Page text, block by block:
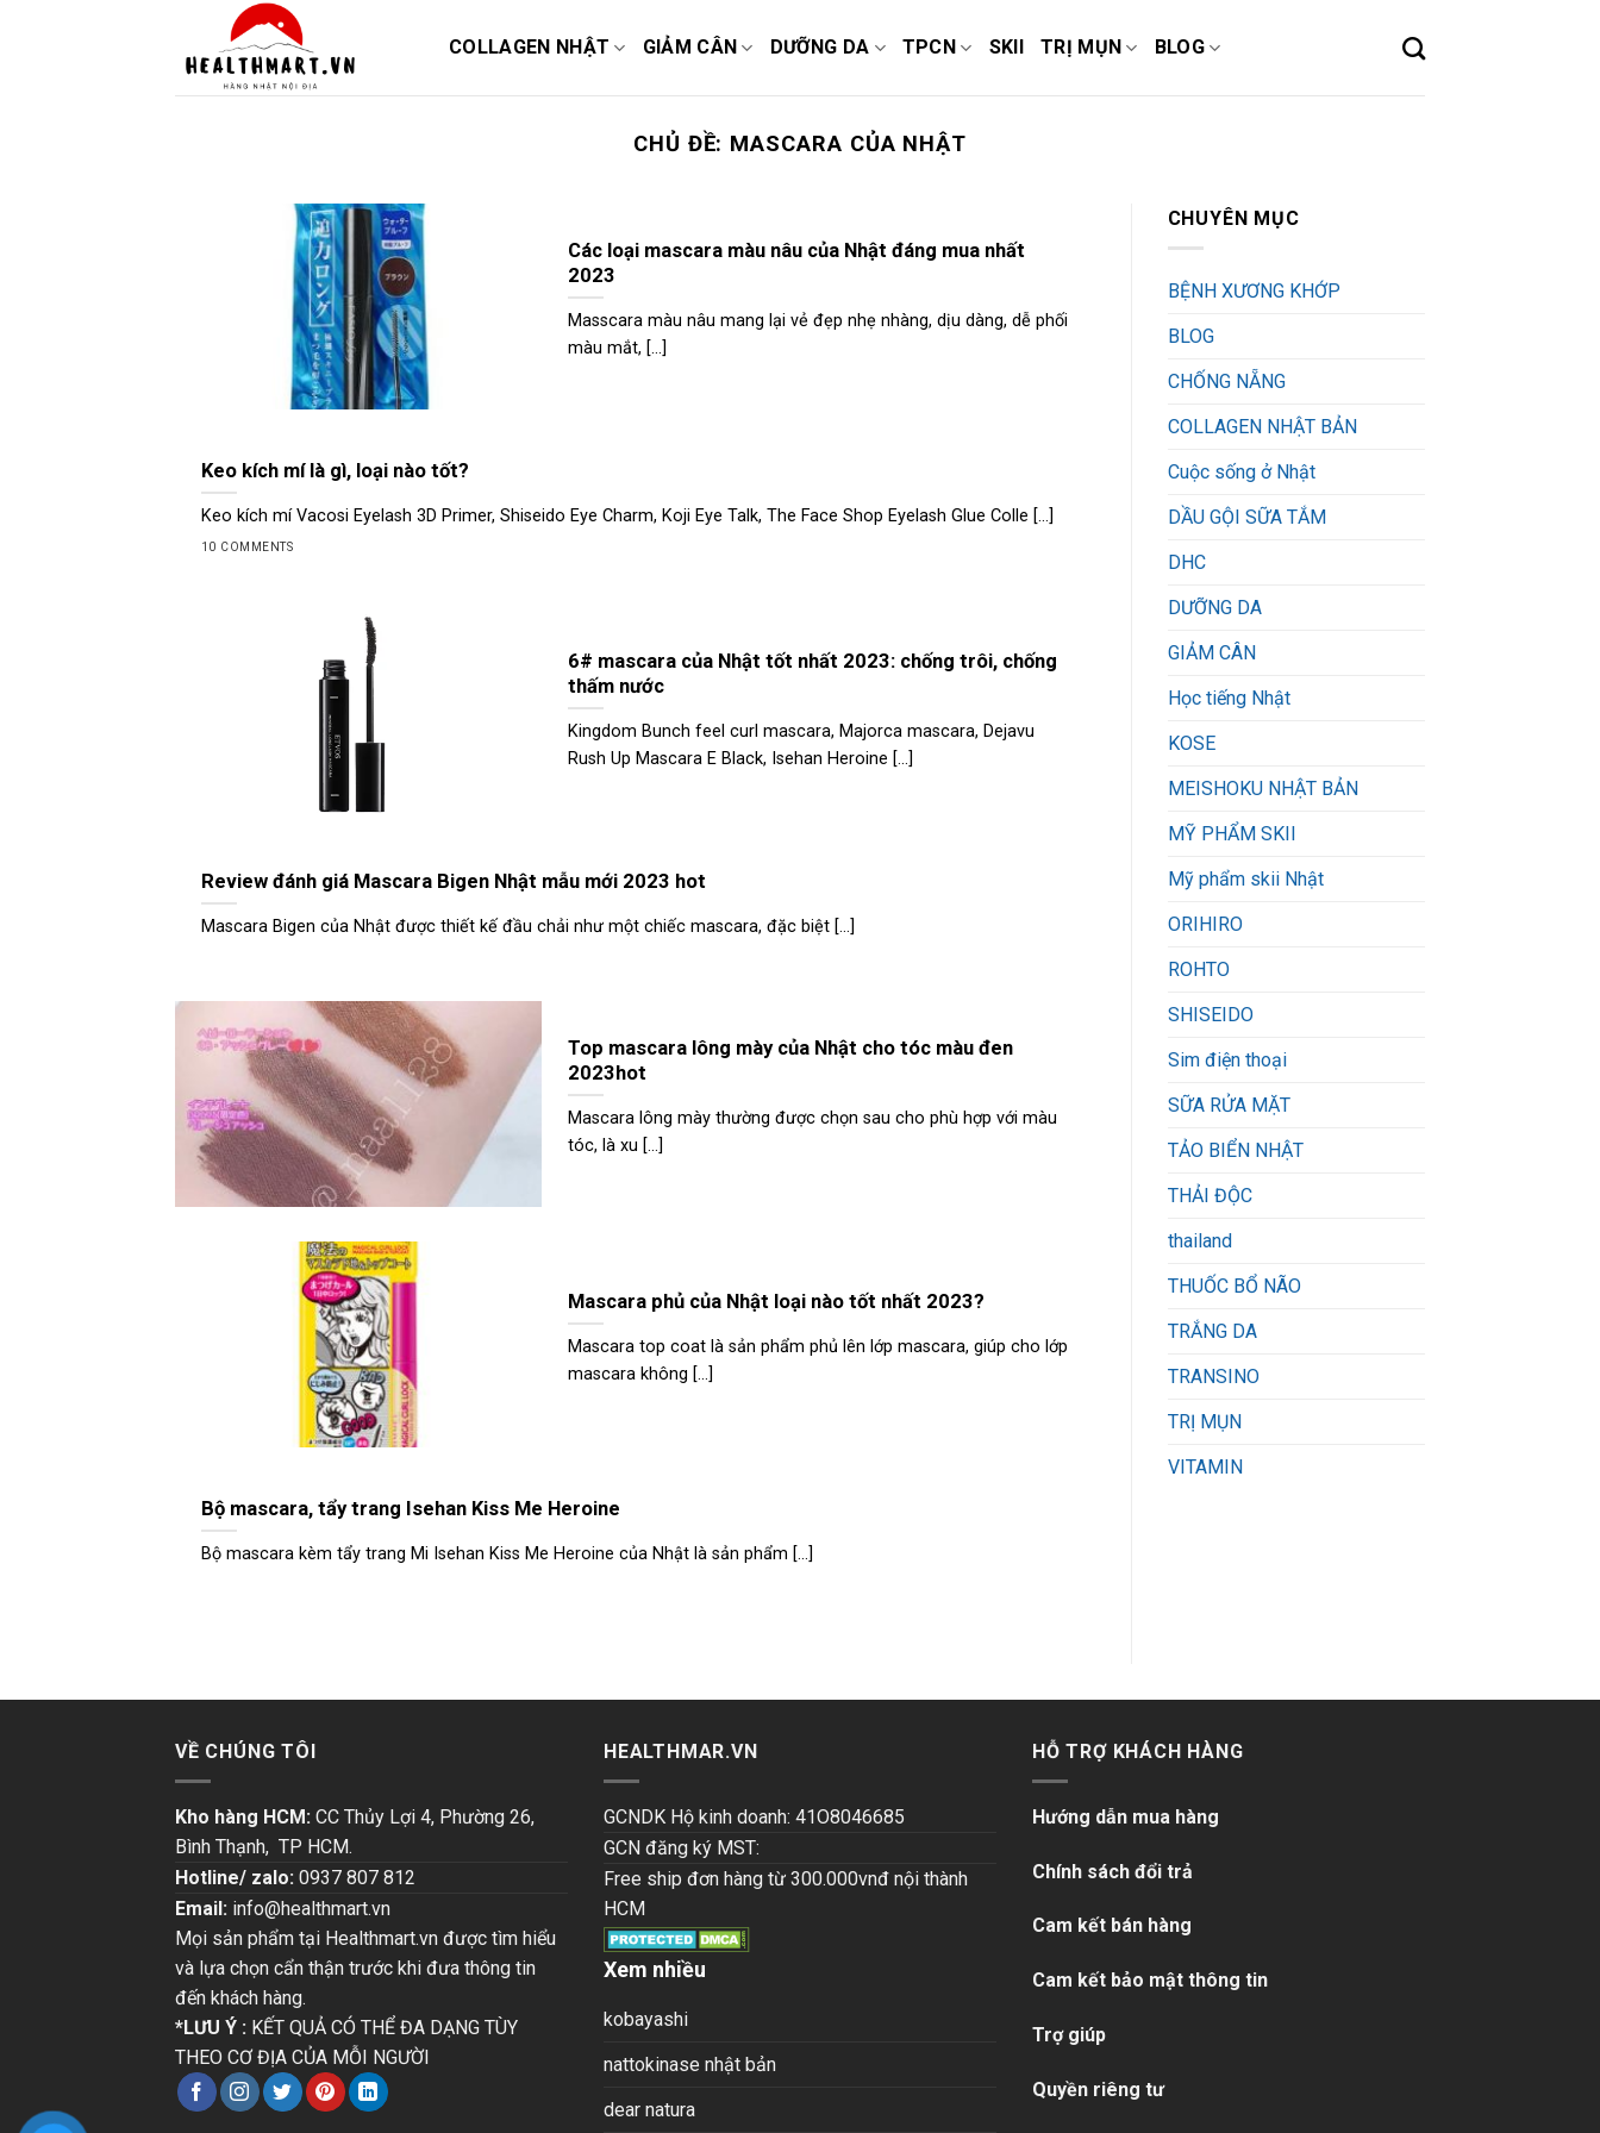
COLLAGEN NHẬT GIẢM CÂN DƯỠNG DA TPCN SKII TRỊ MỤN BLOG
CHỦ ĐỀ: MASCARA CỦA NHẬT
Các loại mascara màu nâu của Nhật đáng mua nhất
2023
Masscara màu nâu mang lại vẻ đẹp nhẹ nhàng, dịu dàng, dễ phối
màu mắt, [...]
Keo kích mí là gì, loại nào tốt?
Keo kích mí Vacosi Eyelash 3D Primer, Shiseido Eye Charm, Koji Eye Talk, The Face Shop Eyelash Glue Colle [...]
10 COMMENTS
6# mascara của Nhật tốt nhất 2023: chống trôi, chống
thấm nước
Kingdom Bunch feel curl mascara, Majorca mascara, Dejavu
Rush Up Mascara E Black, Isehan Heroine [...]
Review đánh giá Mascara Bigen Nhật mẫu mới 2023 hot
Mascara Bigen của Nhật được thiết kế đầu chải như một chiếc mascara, đặc biệt [...]
Top mascara lông mày của Nhật cho tóc màu đen
2023hot
Mascara lông mày thường được chọn sau cho phù hợp với màu
tóc, là xu [...]
Mascara phủ của Nhật loại nào tốt nhất 2023?
Mascara top coat là sản phẩm phủ lên lớp mascara, giúp cho lớp
mascara không [...]
Bộ mascara, tẩy trang Isehan Kiss Me Heroine
Bộ mascara kèm tẩy trang Mi Isehan Kiss Me Heroine của Nhật là sản phẩm [...]
CHUYÊN MỤC
BỆNH XƯƠNG KHỚP
BLOG
CHỐNG NẴNG
COLLAGEN NHẬT BẢN
Cuộc sống ở Nhật
DẦU GỘI SỮA TẮM
DHC
DƯỠNG DA
GIẢM CÂN
Học tiếng Nhật
KOSE
MEISHOKU NHẬT BẢN
MỸ PHẨM SKII
Mỹ phẩm skii Nhật
ORIHIRO
ROHTO
SHISEIDO
Sim điện thoại
SỮA RỬA MẶT
TẢO BIỂN NHẬT
THẢI ĐỘC
thailand
THUỐC BỔ NÃO
TRẮNG DA
TRANSINO
TRỊ MỤN
VITAMIN
VỀ CHÚNG TÔI
Kho hàng HCM: CC Thủy Lợi 4, Phường 26,
Bình Thạnh, TP HCM.
Hotline/ zalo: 0937 807 812
Email: info@healthmart.vn
Mọi sản phẩm tại Healthmart.vn được tìm hiểu
và lựa chọn cẩn thận trước khi đưa thông tin
đến khách hàng.
*LƯU Ý : KẾT QUẢ CÓ THỂ ĐA DẠNG TÙY
THEO CƠ ĐỊA CỦA MỖI NGƯỜI
HEALTHMAR.VN
GCNDK Hộ kinh doanh: 41O8046685
GCN đăng ký MST:
Free ship đơn hàng từ 300.000vnđ nội thành
HCM
Xem nhiều
kobayashi
nattokinase nhật bản
dear natura
HỖ TRỢ KHÁCH HÀNG
Hướng dẫn mua hàng
Chính sách đổi trả
Cam kết bán hàng
Cam kết bảo mật thông tin
Trợ giúp
Quyền riêng tư